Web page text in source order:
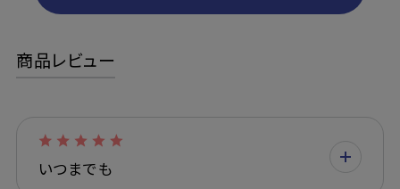
商品レビュー
いつまでも